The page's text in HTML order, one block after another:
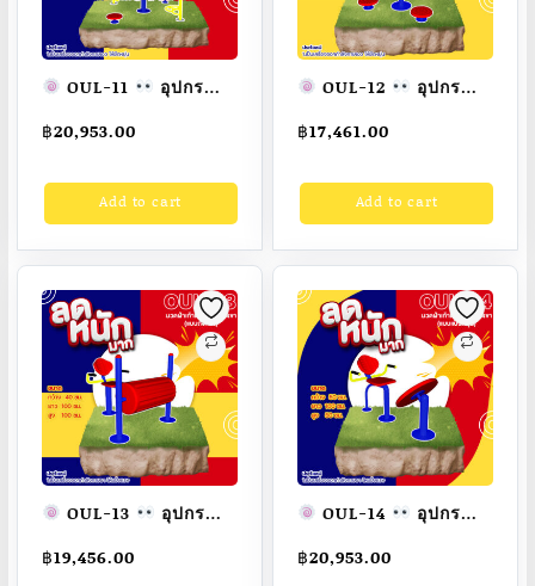
OUL-11
อุปกรณ์
4ที่ เครื่องออกกำลังกาย
ขนาด 60x60x160cm.
สีสวย
สั่งทำ 7-15 วัน
฿20,953.00
Add to cart
OUL-12
อุปกรณ์
เครื่องออกกำลังกาย
ขนาด 60x60x150cm.
สีสวย
สั่งทำ 7-15 วัน
฿17,461.00
Add to cart
OUL-13
อุปกรณ์
กำลังขา(แบบถังกลิ้ง)
฿19,456.00
OUL-14
อุปกรณ์
กำลังขา(แบบแป้นหมุน)
฿20,953.00